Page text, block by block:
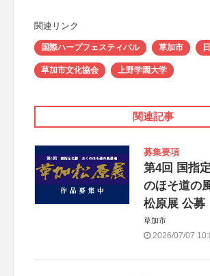
関連リンク
国際ハープフェスティバル 草加市
草加市文化協会 上野学園大学
関連記事
募集要項
第4回 国指
のほそ道の
松原展 公募
草加市
2026/07/07